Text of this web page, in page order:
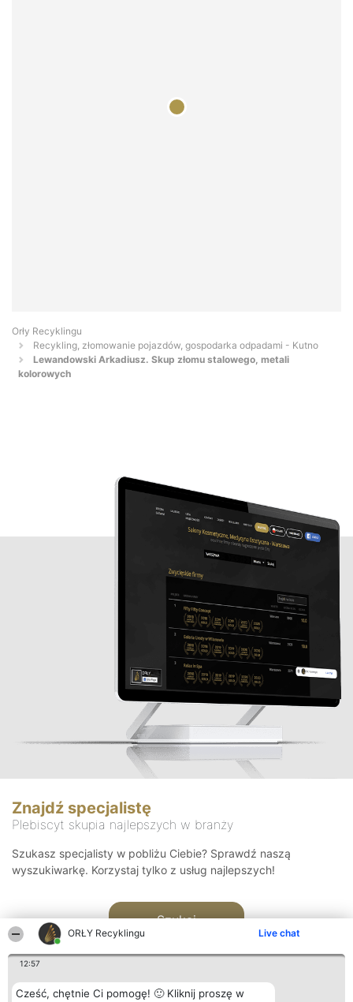
ORŁY Recyklingu Live chat
12:57
Cześć, chętnie Ci pomogę! 🙂 Kliknij proszę w
Orły Recyklingu
Recykling, złomowanie pojazdów, gospodarka odpadami - Kutno
Lewandowski Arkadiusz. Skup złomu stalowego, metali
kolorowych
Znajdź specjalistę
Plebiscyt skupia najlepszych w branży
Szukasz specjalisty w pobliżu Ciebie? Sprawdź naszą
wyszukiwarkę. Korzystaj tylko z usług najlepszych!
Szukaj